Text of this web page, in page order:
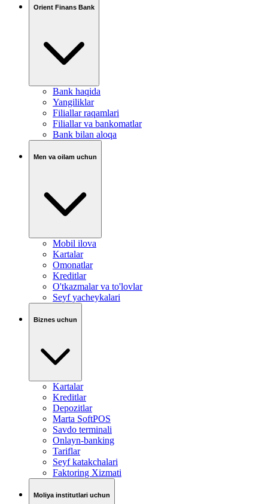
Orient Finans Bank
Bank haqida
Yangiliklar
Filiallar raqamlari
Filiallar va bankomatlar
Bank bilan aloqa
Men va oilam uchun
Mobil ilova
Kartalar
Omonatlar
Kreditlar
O'tkazmalar va to'lovlar
Seyf yacheykalari
Biznes uchun
Kartalar
Kreditlar
Depozitlar
Marta SoftPOS
Savdo terminali
Onlayn-banking
Tariflar
Seyf katakchalari
Faktoring Xizmati
Moliya institutlari uchun